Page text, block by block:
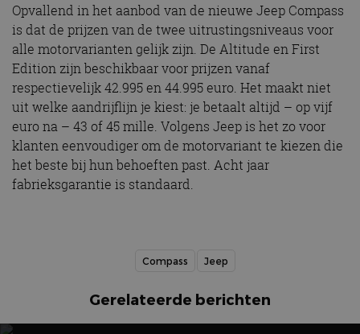
Opvallend in het aanbod van de nieuwe Jeep Compass
is dat de prijzen van de twee uitrustingsniveaus voor
alle motorvarianten gelijk zijn. De Altitude en First
Edition zijn beschikbaar voor prijzen vanaf
respectievelijk 42.995 en 44.995 euro. Het maakt niet
uit welke aandrijflijn je kiest: je betaalt altijd – op vijf
euro na – 43 of 45 mille. Volgens Jeep is het zo voor
klanten eenvoudiger om de motorvariant te kiezen die
het beste bij hun behoeften past. Acht jaar
fabrieksgarantie is standaard.
Compass Jeep
Gerelateerde berichten